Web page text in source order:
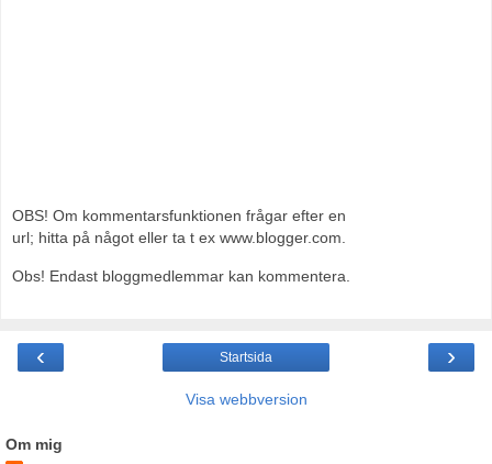
OBS! Om kommentarsfunktionen frågar efter en
url; hitta på något eller ta t ex www.blogger.com.
Obs! Endast bloggmedlemmar kan kommentera.
‹ ›
Startsida
Visa webbversion
Om mig